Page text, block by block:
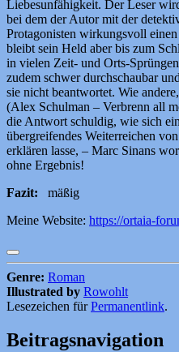
Liebesunfähigkeit. Der Leser
bei dem der Autor mit der
Protagonisten wirkungsvoll
bleibt sein Held aber bis zum
in vielen Zeit- und Orts-
zudem schwer durchschaubar
sie nicht beantwortet. Wie
(Alex Schulman – Verbrenn all
die Antwort schuldig, wie sich
übergreifendes Weiterreichen
erklären lasse, – Marc Sinans
ohne Ergebnis!
Fazit: mäßig
Meine Website: https://ortaia-
Genre: Roman
Illustrated by Rowohlt
Lesezeichen fürPermanentlink.
Beitragsnavigation